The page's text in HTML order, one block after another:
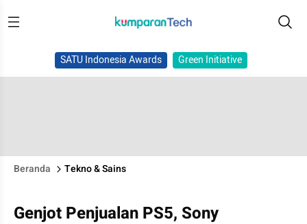
SATU Indonesia Awards Green Initiative
Beranda Tekno & Sains
Genjot Penjualan PS5, Sony